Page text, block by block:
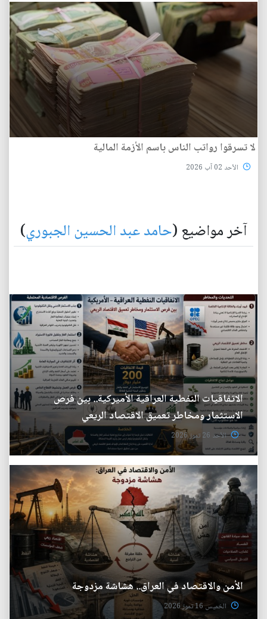
لا تسرقوا رواتب الناس باسم الأزمة المالية
الأحد 02 آب 2026
آخر مواضيع (حامد عبد الحسين الجبوري)
الاتفاقيات النفطية العراقية الأميركية.. بين فرص
الاستثمار ومخاطر تعميق الاقتصاد الريعي
الأحد 26 تموز 2026
الأمن والاقتصاد في العراق.. هشاشة مزدوجة
الخميس 16 تموز 2026